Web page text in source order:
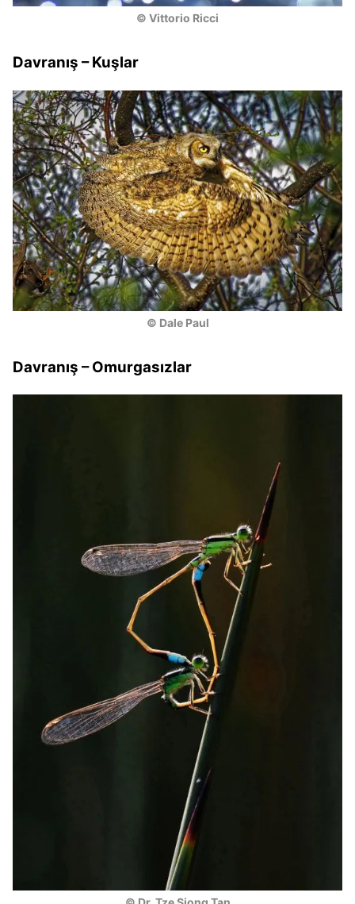
© Vittorio Ricci
Davranış – Kuşlar
© Dale Paul
Davranış – Omurgasızlar